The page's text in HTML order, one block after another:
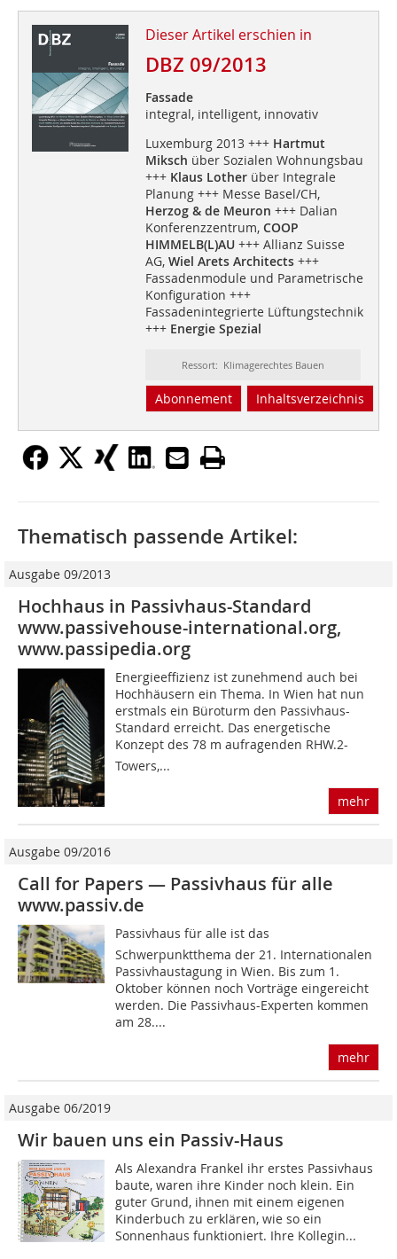
Dieser Artikel erschien in
DBZ 09/2013
Fassade
integral, intelligent, innovativ
Luxemburg 2013 +++ Hartmut
Miksch über Sozialen Wohnungsbau
+++ Klaus Lotherüber Integrale
Planung +++ Messe Basel/CH,
Herzog & de Meuron +++ Dalian
Konferenzzentrum,COOP
HIMMELB(L)AU+++ Allianz Suisse
AG, Wiel Arets Architects+++
Fassadenmodule und Parametrische
Konfiguration +++
Fassadenintegrierte Lüftungstechnik
+++ Energie Spezial
Ressort: Klimagerechtes Bauen
Abonnement Inhaltsverzeichnis
Thematisch passende Artikel:
Ausgabe 09/2013
Hochhaus in Passivhaus-Standard
www.passivehouse-international.org,
www.passipedia.org
Energieeffizienz ist zunehmend auch bei
Hochhäusern ein Thema. In Wien hat nun
erstmals ein Büroturm den Passivhaus-
Standard erreicht. Das energetische
Konzept des 78 m aufragenden RHW.2-
Towers,...
mehr
Ausgabe 09/2016
Call for Papers — Passivhaus für alle
www.passiv.de
Passivhaus für alle ist das
Schwerpunktthema der 21. Internationalen
Passivhaustagung in Wien. Bis zum 1.
Oktober können noch Vorträge eingereicht
werden. Die Passivhaus-Experten kommen
am 28....
mehr
Ausgabe 06/2019
Wir bauen uns ein Passiv-Haus
Als Alexandra Frankel ihr erstes Passivhaus
baute, waren ihre Kinder noch klein. Ein
guter Grund, ihnen mit einem eigenen
Kinderbuch zu erklären, wie so ein
Sonnenhaus funktioniert. Ihre Kollegin...